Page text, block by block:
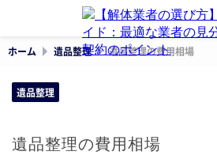
ホーム 遺品整理 遺品整理の費用相場
遺品整理
遺品整理の費用相場